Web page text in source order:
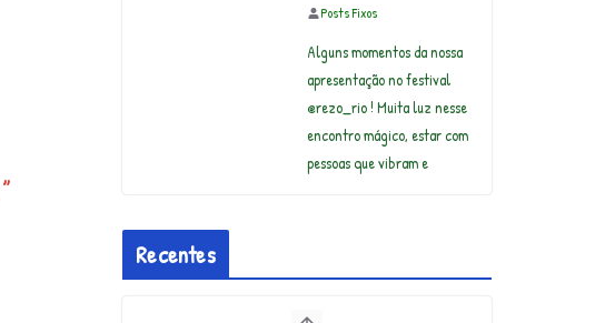
”
Posts Fixos
Alguns momentos da nossa
apresentação no festival
@rezo_rio ! Muita luz nesse
encontro mágico, estar com
pessoas que vibram e
Recentes